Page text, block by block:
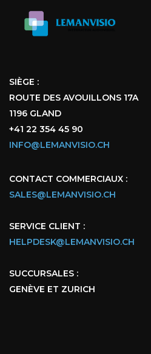
SIÈGE :
ROUTE DES AVOUILLONS 17A
1196 GLAND
+41 22 354 45 90
INFO@LEMANVISIO.CH
CONTACT COMMERCIAUX :
SALES@LEMANVISIO.CH
SERVICE CLIENT :
HELPDESK@LEMANVISIO.CH
SUCCURSALES :
GENÈVE ET ZURICH